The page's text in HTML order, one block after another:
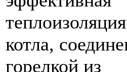
котла,
горелкой из